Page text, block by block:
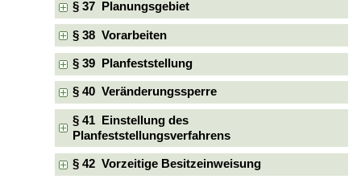
§ 37 Planungsgebiet
§ 38 Vorarbeiten
§ 39 Planfeststellung
§ 40 Veränderungssperre
§ 41 Einstellung des
Planfeststellungsverfahrens
§ 42 Vorzeitige Besitzeinweisung